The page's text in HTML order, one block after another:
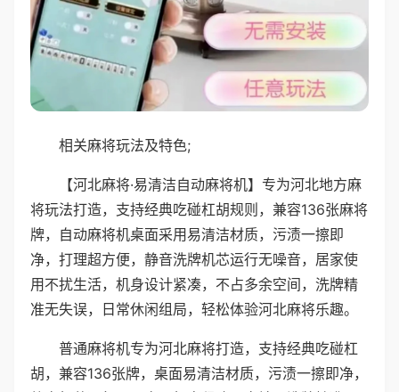
相关麻将玩法及特色;
【河北麻将·易清洁自动麻将机】专为河北地方麻
将玩法打造，支持经典吃碰杠胡规则，兼容136张麻将
牌，自动麻将机桌面采用易清洁材质，污渍一擦即
净，打理超方便，静音洗牌机芯运行无噪音，居家使
用不扰生活，机身设计紧凑，不占多余空间，洗牌精
准无失误，日常休闲组局，轻松体验河北麻将乐趣。
普通麻将机专为河北麻将打造，支持经典吃碰杠
胡，兼容136张牌，桌面易清洁材质，污渍一擦即净，